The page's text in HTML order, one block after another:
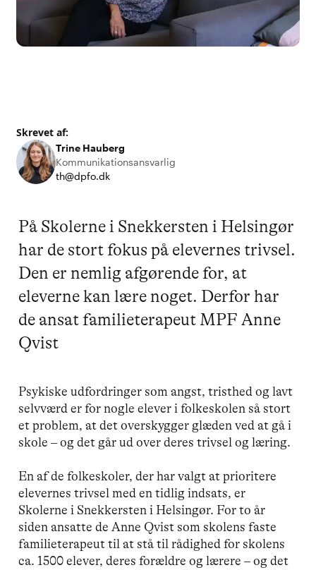
Skrevet af:
Trine Hauberg
Kommunikationsansvarlig
th@dpfo.dk
På Skolerne i Snekkersten i Helsingør
har de stort fokus på elevernes trivsel.
Den er nemlig afgørende for, at
eleverne kan lære noget. Derfor har
de ansat familieterapeut MPF Anne
Qvist
Psykiske udfordringer som angst, tristhed og lavt
selvværd er for nogle elever i folkeskolen så stort
et problem, at det overskygger glæden ved at gå i
skole – og det går ud over deres trivsel og læring.
En af de folkeskoler, der har valgt at prioritere
elevernes trivsel med en tidlig indsats, er
Skolerne i Snekkersten i Helsingør. For to år
siden ansatte de Anne Qvist som skolens faste
familieterapeut til at stå til rådighed for skolens
ca. 1500 elever, deres forældre og lærere – og det